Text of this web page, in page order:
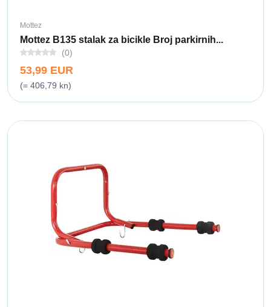
Mottez
Mottez B135 stalak za bicikle Broj parkirnih...
(0)
53,99 EUR
(= 406,79 kn)